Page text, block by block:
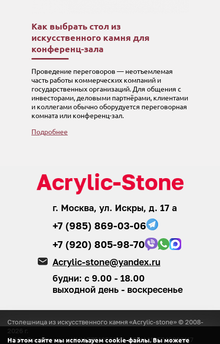
Как выбрать стол из
искусственного камня для
конференц-зала
Проведение переговоров — неотъемлемая
часть работы коммерческих компаний и
государственных организаций. Для общения с
инвесторами, деловыми партнёрами, клиентами
и коллегами обычно оборудуется переговорная
комната или конференц-зал.
Подробнее
г. Москва, ул. Искры, д. 17 а
+7 (985) 869-03-06
+7 (920) 805-98-70
Acrylic-stone@yandex.ru
будни: с 9.00 - 18.00
выходной день - воскресенье
Столешница из искусственного камня «Acrylic-stone» © 2008-
2026 г.
ООО «ЭлитКамень»ИНН 5751056920, ОГРН 1155749008117
На этом сайте мы используем cookie-файлы. Вы можете